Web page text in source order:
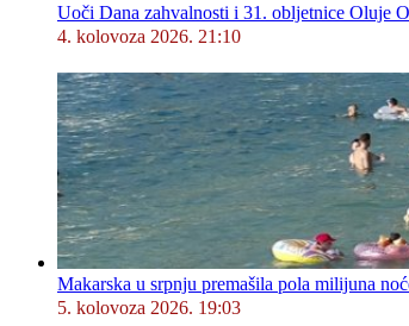
Uoči Dana zahvalnosti i 31. obljetnice Oluje
4. kolovoza 2026. 21:10
Makarska u srpnju premašila pola milijuna
5. kolovoza 2026. 19:03